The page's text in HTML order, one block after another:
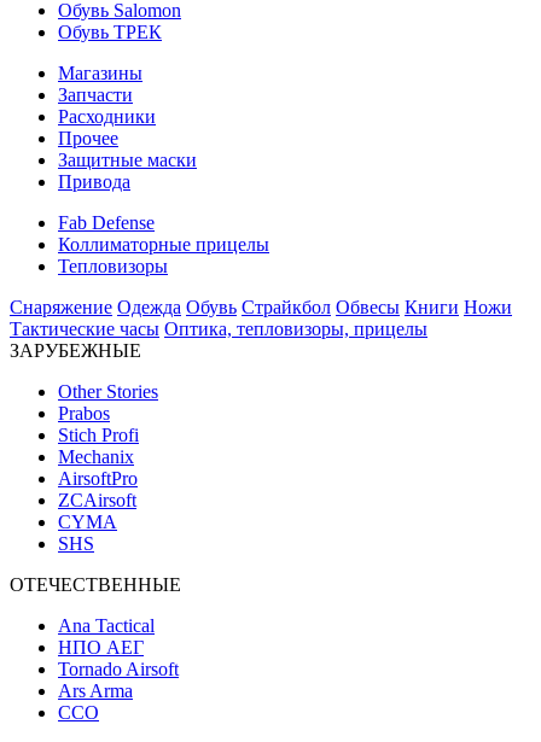
Обувь Salomon
Обувь ТРЕК
Магазины
Запчасти
Расходники
Прочее
Защитные маски
Привода
Fab Defense
Коллиматорные прицелы
Тепловизоры
Снаряжение Одежда Обувь Страйкбол Обвесы Книги Ножи
Тактические часы Оптика, тепловизоры, прицелы
ЗАРУБЕЖНЫЕ
Other Stories
Prabos
Stich Profi
Mechanix
AirsoftPro
ZCAirsoft
CYMA
SHS
ОТЕЧЕСТВЕННЫЕ
Ana Tactical
НПО АЕГ
Tornado Airsoft
Ars Arma
ССО